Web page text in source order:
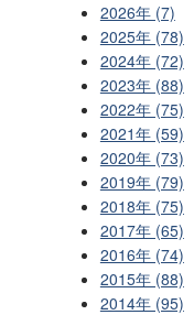
2026年 (7)
2025年 (78)
2024年 (72)
2023年 (88)
2022年 (75)
2021年 (59)
2020年 (73)
2019年 (79)
2018年 (75)
2017年 (65)
2016年 (74)
2015年 (88)
2014年 (95)